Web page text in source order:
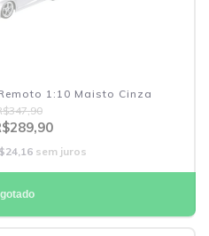
1:10 Maisto Cinza
sem juros